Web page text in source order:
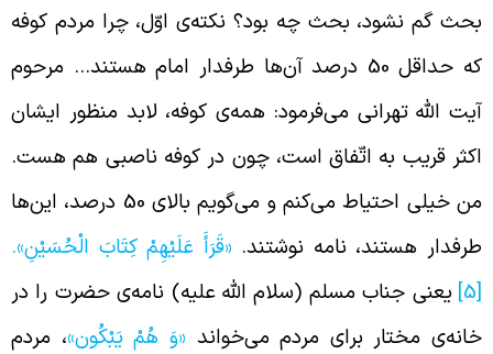
گم نشود، بحث چه بود؟ نکته‌ی اوّل، چرا مردم کوفه
که حداقل 50 درصد آن‌ها طرفدار امام هستند… مرحوم
الله تهرانی می‌فرمود: همه‌‌ی کوفه، لابد منظور ایشان
قریب به اتّفاق است، چون در کوفه ناصبی هم هست.
من خیلی احتیاط می‌کنم و می‌گویم بالای 50 درصد، این‌ها
هستند، نامه نوشتند.«قَرَأَ عَلَيْهِمْ كِتَابَ الْحُسَيْنِ».
یعنی جناب مسلم (سلام الله علیه) نامه‌ی حضرت را در
مختار برای مردم می‌خواند«وَ هُمْ يَبْكُون‏»، مردم